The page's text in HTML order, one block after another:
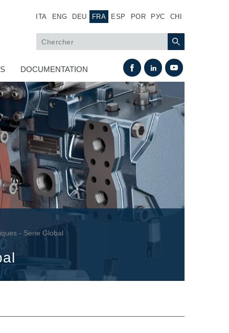
ITA ENG DEU FRA ESP POR РУС CHI
DOCUMENTATION
thermique
Systemes Fan Drive
- Serie Global